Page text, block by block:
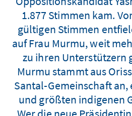
1.877 Stimmen kam.
gültigen Stimmen
auf Frau Murmu, weit
zu ihren Unterstützern
Murmu stammt aus
Santal-Gemeinschaft
und größten indigenen